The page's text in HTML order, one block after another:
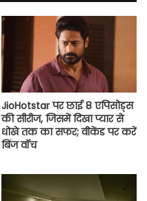
JioHotstar पर छाई 8 एपिसोड्स
की सीरीज, जिसमें दिखा प्यार से
धोखे तक का सफर; वीकेंड पर करें
बिंज वॉच